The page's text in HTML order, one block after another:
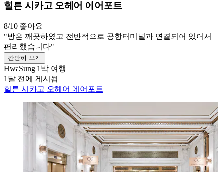
힐튼 시카고 오헤어 에어포트
8/10 좋아요
"방은 깨끗하였고 전반적으로 공항터미널과 연결되어 있어서
편리했습니다"
간단히 보기
HwaSung 1박 여행
1달 전에 게시됨
힐튼 시카고 오헤어 에어포트